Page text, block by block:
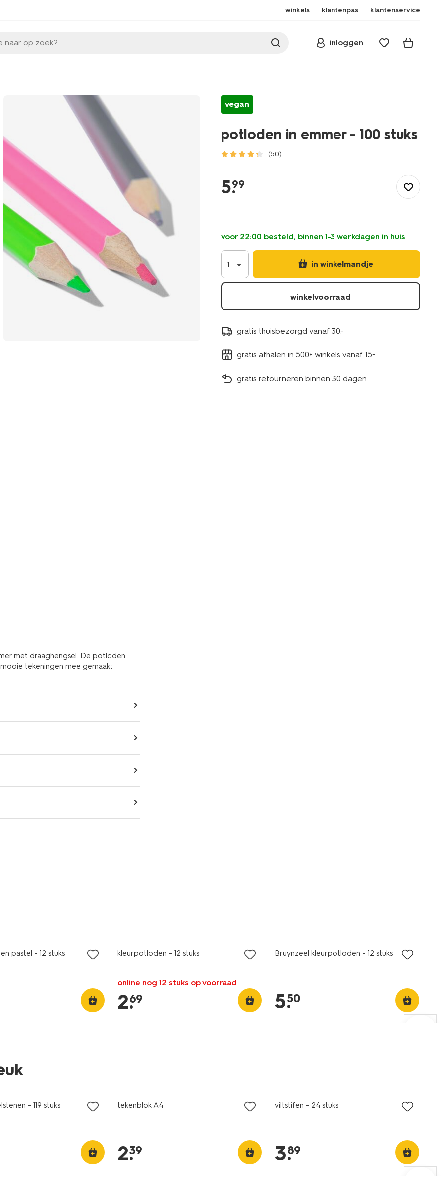
winkels klantenpas klantenservice
naar op zoek? inloggen
met draaghengsel. De potloden
tekeningen mee gemaakt
vegan
potloden in emmer - 100 stuks
(50)
in-
15990156.html
5.
99
voor 22:00 besteld, binnen 1-3 werkdagen in huis
1 in winkelmandje
winkelvoorraad
gratis thuisbezorgd vanaf 30.-
gratis afhalen in 500+ winkels vanaf 15.-
gratis retourneren binnen 30 dagen
pastel - 12 stuks kleurpotloden - 12 stuks
online nog 12 stuks op voorraad
2.
69
Bruynzeel kleurpotloden - 12 stuks
5.
50
- 119 stuks tekenblok A4
2.
39
viltstifen - 24 stuks
3.
89